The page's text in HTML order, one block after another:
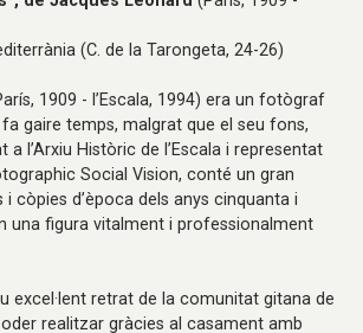
(C. de la Tarongeta, 24-26)
1909 - l’Escala, 1994) era un fotògraf
gaire temps, malgrat que el seu fons,
l’Arxiu Històric de l’Escala i representat
Social Vision, conté un gran
còpies d’època dels anys cinquanta i
una figura vitalment i professionalment
excel·lent retrat de la comunitat gitana de
realitzar gràcies al casament amb